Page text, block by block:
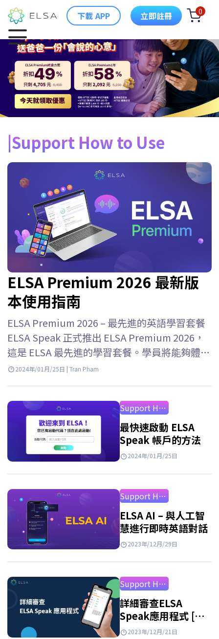
下載 APP 立即註冊 0
Support How to Use
ELSA Premium 2026 最新版
本使用指南
ELSA Premium 2026 – 最先進的英語學習套餐
ELSA Speak 正式推出 ELSA Premium 2026，
這是 ELSA 最先進的學習套餐。學員將能夠體驗
ELSA Speak…
2024年/01月/25日 | Tran Pham
Support How to Use
最快速啟動 ELSA
Speak 帳戶的方法
2024年/01月/25日
Support How to Use
ELSA AI – 與人工智
慧進行即時英語對話
2023年/12月/29日
Support How to Use
詳細審查ELSA
Speak應用程式 [最
新2026年]
2023年/12月/21日